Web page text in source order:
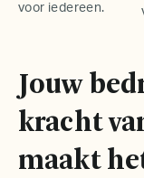
voor iedereen.
Jouw
kracht
maakt